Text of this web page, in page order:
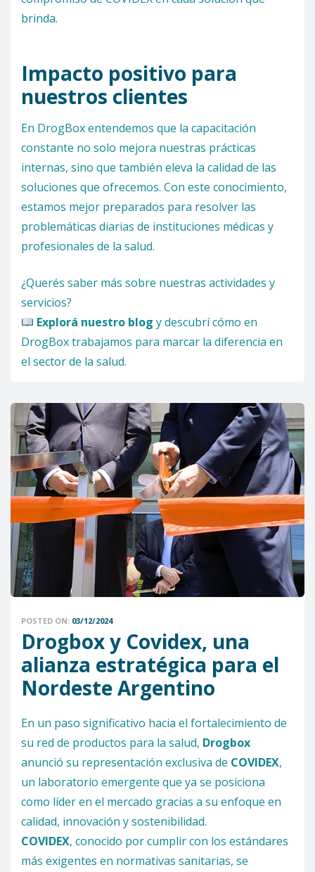
brinda.
Impacto positivo para
nuestros clientes
En DrogBox entendemos que la capacitación
constante no solo mejora nuestras prácticas
internas, sino que también eleva la calidad de las
soluciones que ofrecemos. Con este conocimiento,
estamos mejor preparados para resolver las
problemáticas diarias de instituciones médicas y
profesionales de la salud.
¿Querés saber más sobre nuestras actividades y
servicios?
Explorá nuestro blog y descubrí cómo en
DrogBox trabajamos para marcar la diferencia en
el sector de la salud.
POSTED ON: 03/12/2024
Drogbox y Covidex, una
alianza estratégica para el
Nordeste Argentino
En un paso significativo hacia el fortalecimiento de
su red de productos para la salud, Drogbox
anunció su representación exclusiva de COVIDEX,
un laboratorio emergente que ya se posiciona
como líder en el mercado gracias a su enfoque en
calidad, innovación y sostenibilidad.
COVIDEX, conocido por cumplir con los estándares
más exigentes en normativas sanitarias, se